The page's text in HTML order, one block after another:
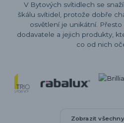
V Bytových svítidlech se
škálu svítidel, protože dobře
osvětlení je unikátní.
dodavatele a jejich produkty,
co od nich
Zobrazit